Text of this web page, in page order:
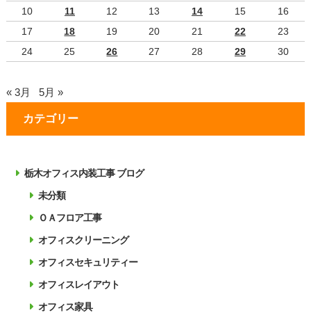
10
11 12 13 14 15
16
17
18 19 20 21 22
23
24
25 26 27 28 29 30
« 3月 5月 »
カテゴリー
栃木オフィス内装工事 ブログ
未分類
ＯＡフロア工事
オフィスクリーニング
オフィスセキュリティー
オフィスレイアウト
オフィス家具